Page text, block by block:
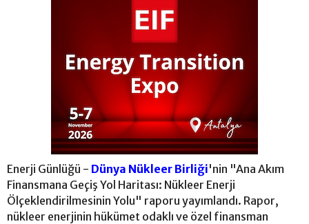
Enerji Günlüğü - Dünya Nükleer Birliği'nin "Ana Akım
Finansmana Geçiş Yol Haritası: Nükleer Enerji
Ölçeklendirilmesinin Yolu" raporu yayımlandı. Rapor,
nükleer enerjinin hükümet odaklı ve özel finansman